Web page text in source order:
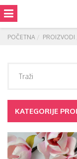
POČETNA PROIZVODI
KATEGORIJE